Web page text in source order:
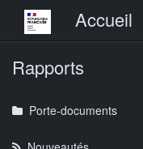
Menu principalAccueil
Rapports
Porte-documents